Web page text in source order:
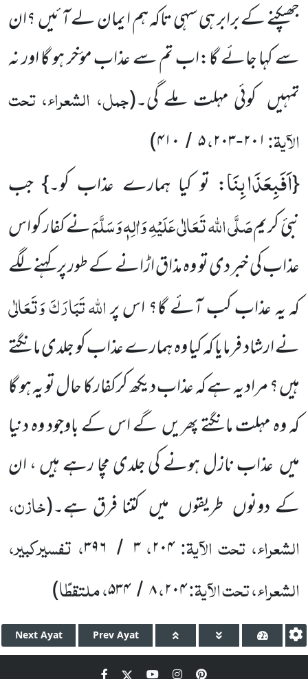
جھپکنے کے برابر ہی سہی تاکہ ہم ا یمان لے آ ئیں ؟ان
سے کہا جائے گا:اب تم سے عذاب مؤخر ہو گا اور نہ
تمہیں کوئی مہلت ملے گی۔(جمل، الشعراء، تحت
الآیۃ:۲۰۱-۲۰۳،۵ / ۴۱۰)
{اَفَبِعَذَابِنَا: تو کیا ہمارے عذاب کو۔} جب
نبیٔکریمصَلَّی اللہ تَعَالٰی عَلَیْہِ وَاٰلِہٖ وَسَلَّمَنے کفار کو اس
عذاب کی خبر دی تو وہ مذاق اڑانے کے طور پر کہنے لگے
کہ یہ عذاب کب آئے گا؟ اس پراللہ تَبَارَکَ وَتَعَالٰی
نے ارشاد فرمایا کہ کیا وہ ہمارے عذاب کو جلدی مانگتے
ہیں ؟ مراد یہ ہے کہ عذاب دیکھ کرکفار کا حال تو یہ ہو گا
کہ وہ مہلت مانگتے پھریں گے اس کے باوجود وہ دنیا
میں عذاب نازل ہونے کی جلدی مچا رہے ہیں ، ان
کے دونوں طریقوں میں کتنا فرق ہے۔(خازن،
الشعراء، تحت الآیۃ:۲۰۴،۳ / ۳۹۶، تفسیرکبیر،
الشعراء، تحت الآیۃ:۲۰۴،۸ /۵۳۴، ملتقطًا)
Next Ayat Prev Ayat